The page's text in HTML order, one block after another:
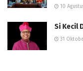
10
Si Kecil
31